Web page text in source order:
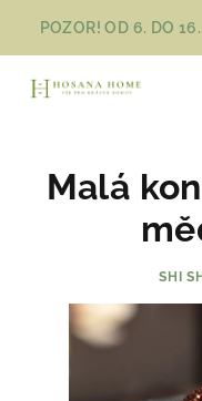
obsah
POZOR! OD 6. DO
Malá
SHI